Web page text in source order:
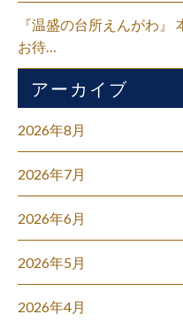
『温盛の台所えんがわ』
お待…
アーカイブ
2026年8月
2026年7月
2026年6月
2026年5月
2026年4月